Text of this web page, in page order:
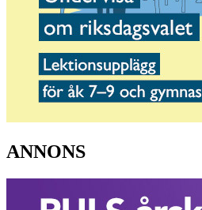
ANNONS